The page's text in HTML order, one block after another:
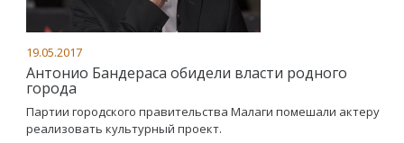
19.05.2017
Антонио Бандераса обидели власти родного
города
Партии городского правительства Малаги помешали актеру
реализовать культурный проект.